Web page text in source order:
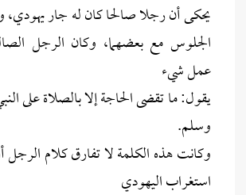
يحكى أن رجلا صالحا كان له جار يهودي،
الجلوس مع بعضهما، وكان الرجل
عمل شيء
يقول: ما تقضى الحاجة إلا بالصلاة على
وسلم.
وكانت هذه الكلمة لا تفارق كلام الرجل
استغراب اليهودي